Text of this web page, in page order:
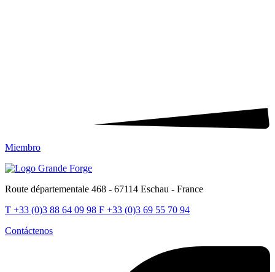
Miembro
Route départementale 468 - 67114 Eschau - France
T +33 (0)3 88 64 09 98 F +33 (0)3 69 55 70 94
Contáctenos